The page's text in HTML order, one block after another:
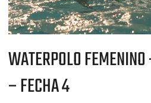
WATERPOLO
– FECHA 4